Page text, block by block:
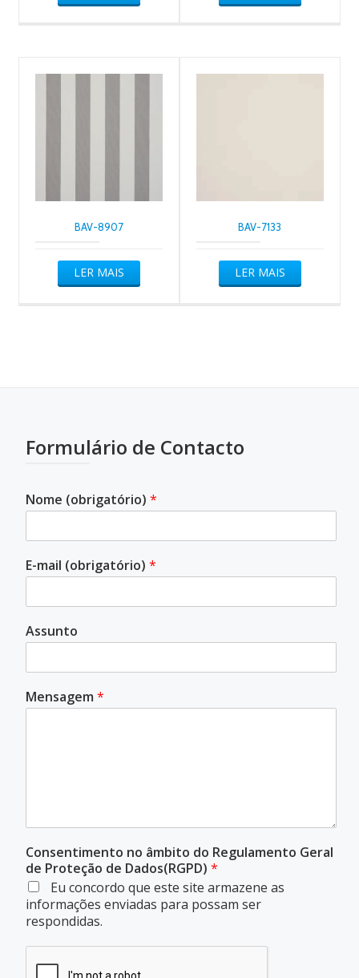
BAV-8907
LER MAIS
BAV-7133
LER MAIS
Formulário de Contacto
Nome (obrigatório) *
E-mail (obrigatório) *
Assunto
Mensagem *
Consentimento no âmbito do Regulamento Geral
de Proteção de Dados(RGPD) *
Eu concordo que este site armazene as
informações enviadas para possam ser
respondidas.